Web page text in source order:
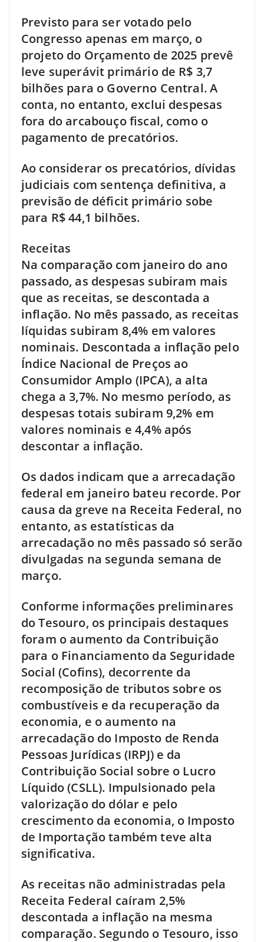
Previsto para ser votado pelo
Congresso apenas em março, o
projeto do Orçamento de 2025 prevê
leve superávit primário de R$ 3,7
bilhões para o Governo Central. A
conta, no entanto, exclui despesas
fora do arcabouço fiscal, como o
pagamento de precatórios.
Ao considerar os precatórios, dívidas
judiciais com sentença definitiva, a
previsão de déficit primário sobe
para R$ 44,1 bilhões.
Receitas
Na comparação com janeiro do ano
passado, as despesas subiram mais
que as receitas, se descontada a
inflação. No mês passado, as receitas
líquidas subiram 8,4% em valores
nominais. Descontada a inflação pelo
Índice Nacional de Preços ao
Consumidor Amplo (IPCA), a alta
chega a 3,7%. No mesmo período, as
despesas totais subiram 9,2% em
valores nominais e 4,4% após
descontar a inflação.
Os dados indicam que a arrecadação
federal em janeiro bateu recorde. Por
causa da greve na Receita Federal, no
entanto, as estatísticas da
arrecadação no mês passado só serão
divulgadas na segunda semana de
março.
Conforme informações preliminares
do Tesouro, os principais destaques
foram o aumento da Contribuição
para o Financiamento da Seguridade
Social (Cofins), decorrente da
recomposição de tributos sobre os
combustíveis e da recuperação da
economia, e o aumento na
arrecadação do Imposto de Renda
Pessoas Jurídicas (IRPJ) e da
Contribuição Social sobre o Lucro
Líquido (CSLL). Impulsionado pela
valorização do dólar e pelo
crescimento da economia, o Imposto
de Importação também teve alta
significativa.
As receitas não administradas pela
Receita Federal caíram 2,5%
descontada a inflação na mesma
comparação. Segundo o Tesouro, isso